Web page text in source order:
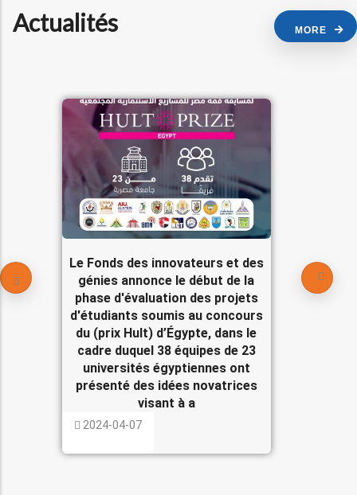
Actualités MORE
Le Fonds des innovateurs et des
génies annonce le début de la
phase d'évaluation des projets
d'étudiants soumis au concours
du (prix Hult) d’Égypte, dans le
cadre duquel 38 équipes de 23
universités égyptiennes ont
présenté des idées novatrices
visant à a
2024-04-07